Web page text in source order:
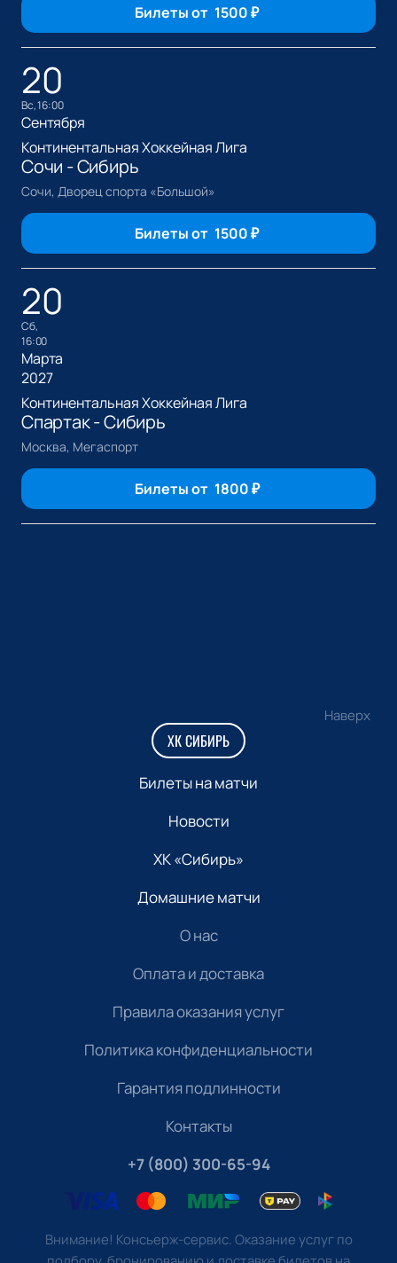
Билеты от 1500₽
20
вс, 16:00
Сентября
Континентальная Хоккейная Лига
Сочи - Сибирь
Сочи, Дворец спорта «Большой»
Билеты от 1500₽
20
сб,
16:00
Марта
2027
Континентальная Хоккейная Лига
Спартак - Сибирь
Москва, Мегаспорт
Билеты от 1800₽
Наверх
ХК СИБИРЬ
Билеты на матчи
Новости
ХК «Сибирь»
Домашние матчи
О нас
Оплата и доставка
Правила оказания услуг
Политика конфиденциальности
Гарантия подлинности
Контакты
+7 (800) 300-65-94
Внимание! Консьерж-сервис. Оказание услуг по